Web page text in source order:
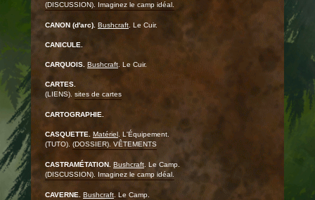
(DISCUSSION). Imaginez le camp idéal.
CANON (d'arc). Bushcraft . Le Cuir.
CANICULE.
CARQUOIS. Bushcraft . Le Cuir.
CARTES.
(LIENS). sites de cartes
CARTOGRAPHIE.
CASQUETTE. Matériel . L'Équipement.
(TUTO). (DOSSIER). VÊTEMENTS
CASTRAMÉTATION. Bushcraft . Le Camp.
(DISCUSSION). Imaginez le camp idéal.
CAVERNE. Bushcraft . Le Camp.